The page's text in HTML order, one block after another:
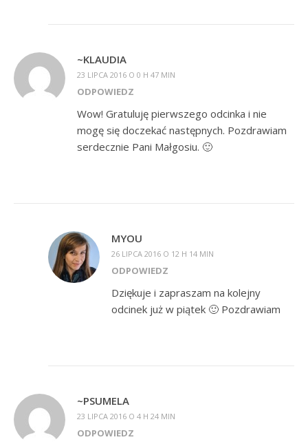
~KLAUDIA
23 LIPCA 2016 O 0 H 47 MIN
ODPOWIEDZ
Wow! Gratuluję pierwszego odcinka i nie
mogę się doczekać następnych. Pozdrawiam
serdecznie Pani Małgosiu. 🙂
MYOU
26 LIPCA 2016 O 12 H 14 MIN
ODPOWIEDZ
Dziękuje i zapraszam na kolejny
odcinek już w piątek 🙂 Pozdrawiam
~PSUMELA
23 LIPCA 2016 O 4 H 24 MIN
ODPOWIEDZ